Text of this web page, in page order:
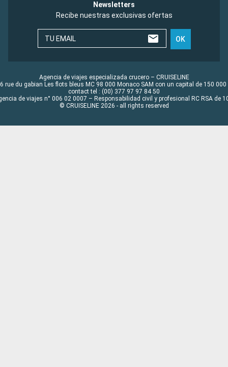
Newsletters
Recibe nuestras exclusivas ofertas
TU EMAIL OK
Agencia de viajes especializada crucero – CRUISELINE
rue du gabian Les flots bleus MC 98 000 Monaco SAM con un capital de 150 000
contact tel : (00) 377 97 97 84 50
de viajes n° 006 02 0007 – Responsabilidad civil y profesional RC RSA de
© CRUISELINE 2026 - all rights reserved